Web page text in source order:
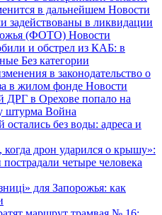
в дальнейшем Новости
задействованы в ликвидации
(ФОТО) Новости
и обстрел из КАБ: в
Без категории
в законодательство о
в жилом фонде Новости
ДРГ в Орехове попало на
штурма Война
без воды: адреса и
когда дрон ударился о крышу»:
пострадали четыре человека
для Запорожья: как